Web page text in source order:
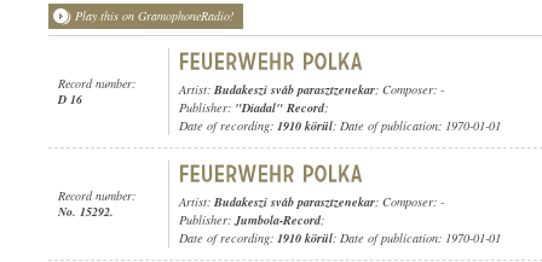
Play this on GramophoneRadio!
Record number:
D 16
Artist: Budakeszi sváb parasztzenekar; Composer: -
Publisher: "Diadal" Record;
Date of recording: 1910 körül; Date of publication: 1970-01-01
Record number:
No. 15292.
Artist: Budakeszi sváb parasztzenekar; Composer: -
Publisher:Jumbola-Record;
Date of recording: 1910 körül; Date of publication: 1970-01-01